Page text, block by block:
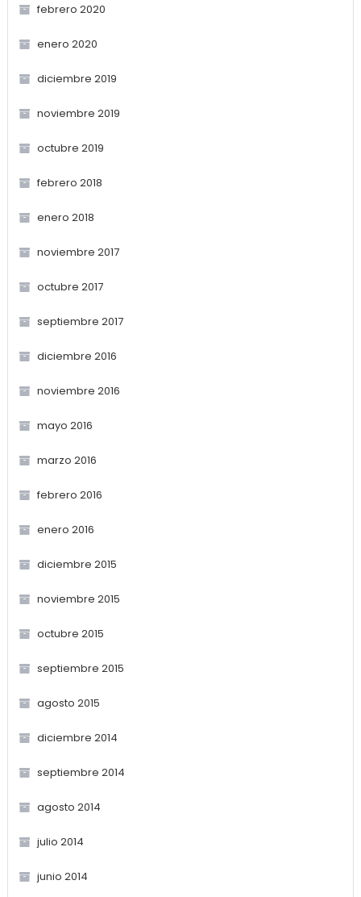
febrero 2020
enero 2020
diciembre 2019
noviembre 2019
octubre 2019
febrero 2018
enero 2018
noviembre 2017
octubre 2017
septiembre 2017
diciembre 2016
noviembre 2016
mayo 2016
marzo 2016
febrero 2016
enero 2016
diciembre 2015
noviembre 2015
octubre 2015
septiembre 2015
agosto 2015
diciembre 2014
septiembre 2014
agosto 2014
julio 2014
junio 2014